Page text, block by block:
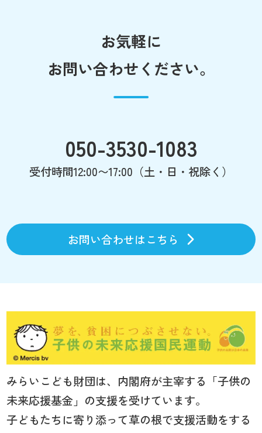
お気軽に
お問い合わせください。
050-3530-1083
受付時間12:00〜17:00（土・日・祝除く）
お問い合わせはこちら
みらいこども財団は、内閣府が主宰する「子供の
未来応援基金」の支援を受けています。
子どもたちに寄り添って草の根で支援活動をする